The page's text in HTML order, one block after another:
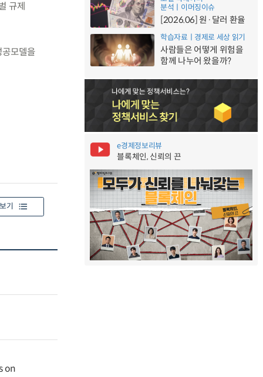
규제
모델을
기
on
분석ㅣ이머징이슈
[2026.06] 원·달러 환율
학습자료ㅣ경제로 세상 읽기
사람들은 어떻게 위험을
함께 나누어 왔을까?
e경제정보리뷰
블록체인, 신뢰의 끈